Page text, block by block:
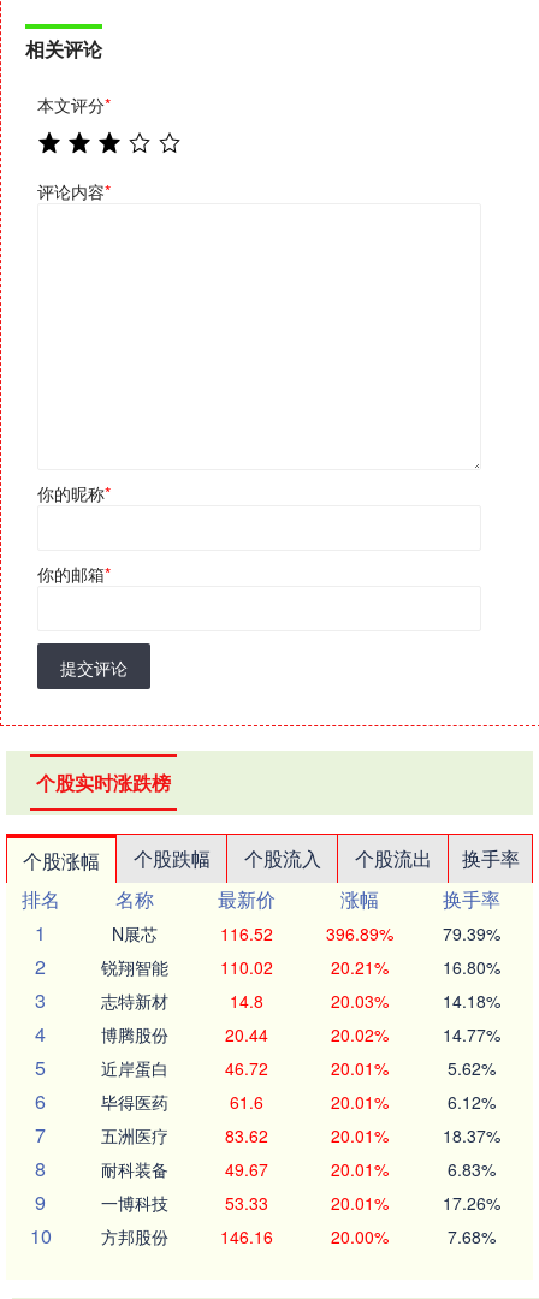
相关评论
本文评分*
评论内容*
你的昵称*
你的邮箱*
提交评论
个股实时涨跌榜
个股涨幅 个股跌幅 个股流入 个股流出
换手率
排名
名称 最新价 涨幅
换手率
1
N展芯 116.52 396.89% 79.39%
2 锐翔智能 110.02 20.21% 16.80%
3 志特新材 14.8 20.03% 14.18%
4 博腾股份 20.44 20.02% 14.77%
5 近岸蛋白 46.72 20.01% 5.62%
6 毕得医药 61.6 20.01% 6.12%
7 五洲医疗 83.62 20.01% 18.37%
8 耐科装备 49.67 20.01% 6.83%
9 一博科技 53.33 20.01% 17.26%
10 方邦股份 146.16 20.00% 7.68%